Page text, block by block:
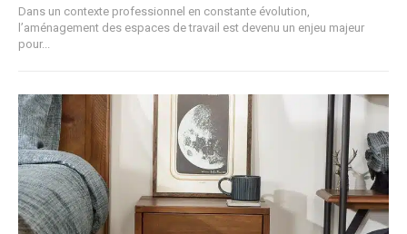
Dans un contexte professionnel en constante évolution,
l’aménagement des espaces de travail est devenu un enjeu majeur
pour...